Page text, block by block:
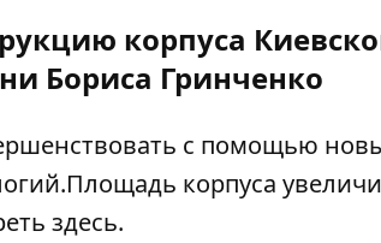
корпуса
Бориса Гринченко
с помощью
корпуса
здесь.